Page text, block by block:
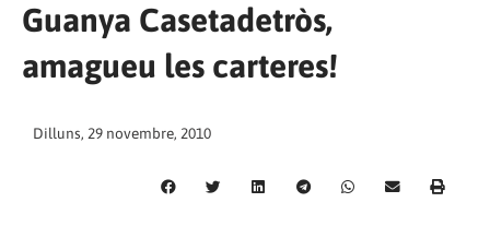
Guanya Casetadetròs,
amagueu les carteres!
Dilluns, 29 novembre, 2010